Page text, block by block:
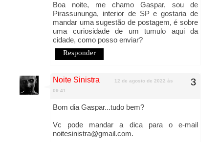
Boa noite, me chamo Gaspar, sou de
Pirassununga, interior de SP e gostaria de
mandar uma sugestão de postagem, é sobre
uma curiosidade de um tumulo aqui da
cidade, como posso enviar?
Responder
Noite Sinistra
12 de agosto de 2022 às
09:41
Bom dia Gaspar...tudo bem?
Vc pode mandar a dica para o e-mail
noitesinistra@gmail.com.